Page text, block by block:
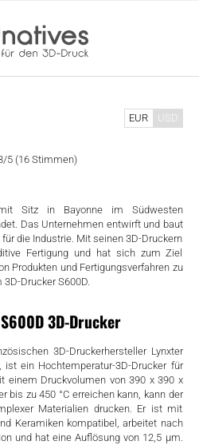
5 (16 Stimmen)
Sitz in Bayonne im Südwesten
Das Unternehmen entwirft und baut
die Industrie. Mit seinen 3D-Druckern
Fertigung und hat sich zum Ziel
Produkten und Fertigungsverfahren zu
Drucker S600D.
3D-Drucker
3D-Druckerhersteller Lynxter
ein Hochtemperatur-3D-Drucker für
einem Druckvolumen von 390 x 390 x
bis zu 450 °C erreichen kann, kann der
Materialien drucken. Er ist mit
Keramiken kompatibel, arbeitet nach
und hat eine Auflösung von 12,5 µm.
EUR USD